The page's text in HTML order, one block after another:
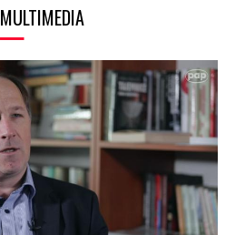
MULTIMEDIA